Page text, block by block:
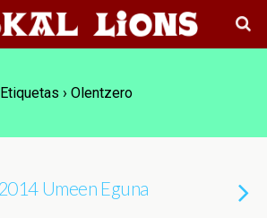
Etiquetas › Olentzero